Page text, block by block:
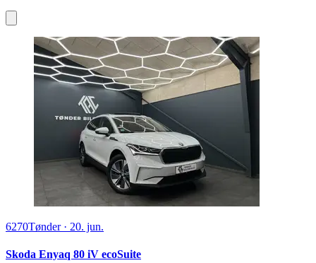
6270Tønder· 20. jun.
Skoda Enyaq 80 iV ecoSuite